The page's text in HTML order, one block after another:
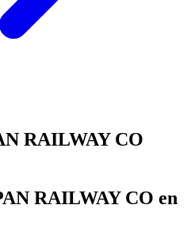
RAILWAY CO
RAILWAY CO en